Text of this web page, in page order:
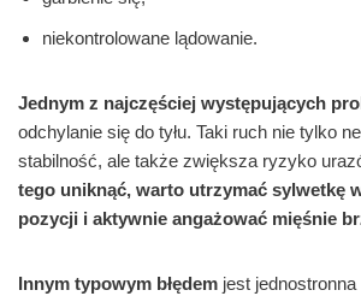
niekontrolowane lądowanie.
Jednym z najczęściej występujących
odchylanie się do tyłu. Taki ruch nie tylko
stabilność, ale także zwiększa ryzyko
tego uniknąć, warto utrzymać sylwetkę
pozycji i aktywnie angażować mięśnie
Innym typowym błędem jest